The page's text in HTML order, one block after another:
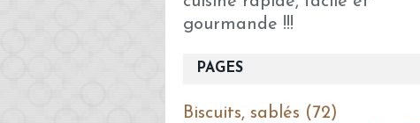
gourmande !!!
PAGES
Biscuits, sablés (72)